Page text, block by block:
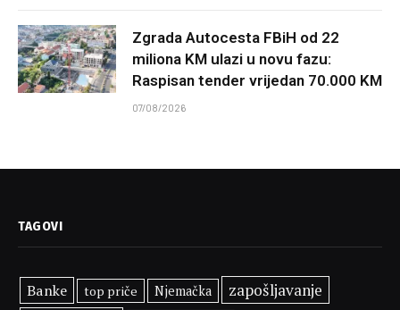
Zgrada Autocesta FBiH od 22
miliona KM ulazi u novu fazu:
Raspisan tender vrijedan 70.000 KM
07/08/2026
TAGOVI
Banke top priče Njemačka zapošljavanje